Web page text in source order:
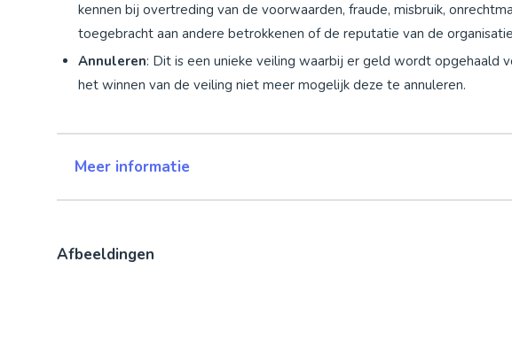
kennen bij overtreding van de voorwaarden, fraude, misbruik,
toegebracht aan andere betrokkenen of de reputatie van de
Annuleren: Dit is een unieke veiling waarbij er geld wordt opgehaald
het winnen van de veiling niet meer mogelijk deze te annuleren.
Meer informatie
Afbeeldingen